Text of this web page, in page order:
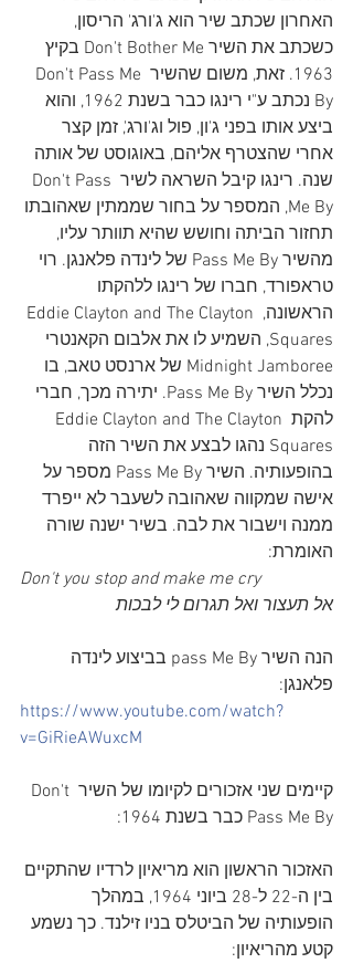
האחרון שכתב שיר הוא ג'ורג' הריסון,
כשכתב את השיר Don't Bother Me בקיץ
1963. זאת, משום שהשיר Don't Pass Me
By נכתב ע"י רינגו כבר בשנת 1962, והוא
ביצע אותו בפני ג'ון, פול וג'ורג', זמן קצר
אחרי שהצטרף אליהם, באוגוסט של אותה
שנה. רינגו קיבל השראה לשיר Don't Pass
Me By, המספר על בחור שממתין שאהובתו
תחזור הביתה וחושש שהיא תוותר עליו,
מהשיר Pass Me By של לינדה פלאנגן. רוי
טראפורד, חברו של רינגו ללהקתו
הראשונה, Eddie Clayton and The Clayton
Squares, השמיע לו את אלבום הקאנטרי
Midnight Jamboree של ארנסט טאב, בו
נכלל השיר Pass Me By. יתירה מכך, חברי
להקת Eddie Clayton and The Clayton
Squares נהגו לבצע את השיר הזה
בהופעותיה. השיר Pass Me By מספר על
אישה שמקווה שאהובה לשעבר לא ייפרד
ממנה וישבור את לבה. בשיר ישנה שורה
האומרת:
Don't you stop and make me cry
אל תעצור ואל תגרום לי לבכות
הנה השיר pass Me By בביצוע לינדה
פלאנגן:
https://www.youtube.com/watch?
v=GiRieAWuxcM
קיימים שני אזכורים לקיומו של השיר Don't
Pass Me By כבר בשנת 1964:
האזכור הראשון הוא מריאיון לרדיו שהתקיים
בין ה-22 ל-28 ביוני 1964, במהלך
הופעותיה של הביטלס בניו זילנד. כך נשמע
קטע מהריאיון: